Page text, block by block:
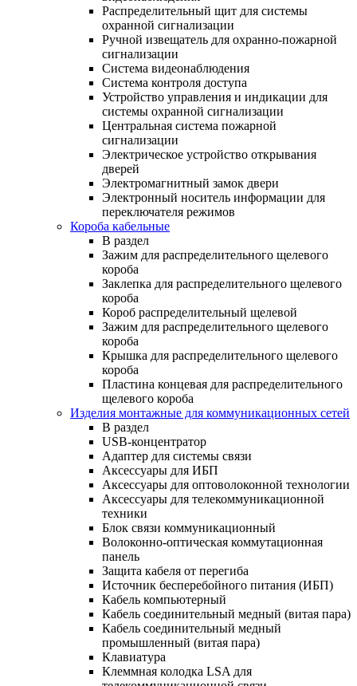
Распределительный щит для системы
охранной сигнализации
Ручной извещатель для охранно-пожарной
сигнализации
Система видеонаблюдения
Система контроля доступа
Устройство управления и индикации для
системы охранной сигнализации
Центральная система пожарной
сигнализации
Электрическое устройство открывания
дверей
Электромагнитный замок двери
Электронный носитель информации для
переключателя режимов
Короба кабельные
В раздел
Зажим для распределительного щелевого
короба
Заклепка для распределительного щелевого
короба
Короб распределительный щелевой
Зажим для распределительного щелевого
короба
Крышка для распределительного щелевого
короба
Пластина концевая для распределительного
щелевого короба
Изделия монтажные для коммуникационных сетей
В раздел
USB-концентратор
Адаптер для системы связи
Аксессуары для ИБП
Аксессуары для оптоволоконной технологии
Аксессуары для телекоммуникационной
техники
Блок связи коммуникационный
Волоконно-оптическая коммутационная
панель
Защита кабеля от перегиба
Источник бесперебойного питания (ИБП)
Кабель компьютерный
Кабель соединительный медный (витая пара)
Кабель соединительный медный
промышленный (витая пара)
Клавиатура
Клеммная колодка LSA для